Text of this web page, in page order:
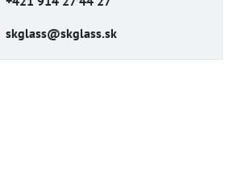
skglass​@skglass​.sk